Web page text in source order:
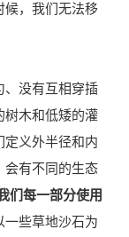
候，我们无法移
、没有互相穿插
树木和低矮的灌
定义外半径和内
会有不同的生态
们每一部分使用
一些草地沙石为